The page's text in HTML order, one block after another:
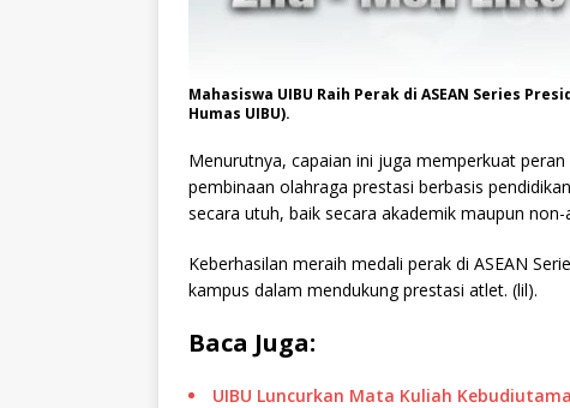
Mahasiswa UIBU Raih Perak di ASEAN Series
Humas UIBU).
Menurutnya, capaian ini juga memperkuat
pembinaan olahraga prestasi berbasis
secara utuh, baik secara akademik maupun non-
Keberhasilan meraih medali perak di ASEAN
kampus dalam mendukung prestasi atlet. (lil).
Baca Juga:
UIBU Luncurkan Mata Kuliah